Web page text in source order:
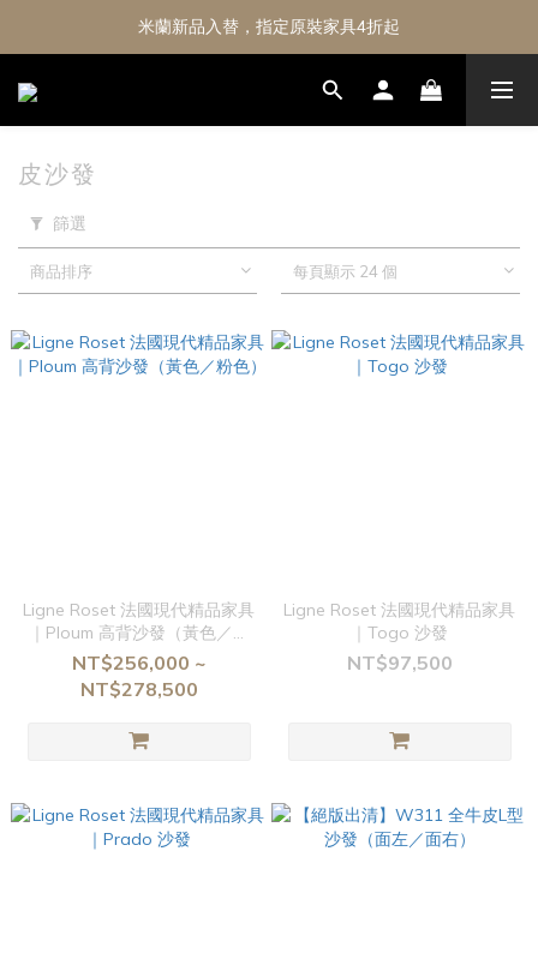
米蘭新品入替，指定原裝家具4折起
皮沙發
篩選
商品排序 每頁顯示 24 個
Ligne Roset 法國現代精品家具
｜Ploum 高背沙發（黃色／粉
色）
NT$256,000 ~
NT$278,500
Ligne Roset 法國現代精品家具
｜Togo 沙發
NT$97,500